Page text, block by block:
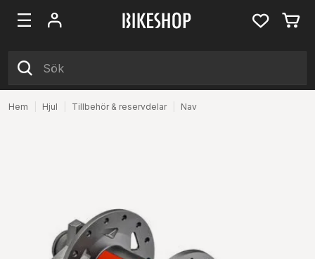
Hem Hjul Tillbehör & reservdelar Nav